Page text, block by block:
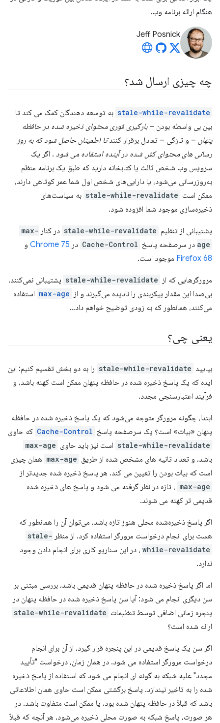
هنگام ارائه برنامه وب.
Jeff Posnick
چه چیزی ارسال شد؟
stale-while-revalidate به توسعه دهندگان کمک می کند تا
بین بی واسطه بودن –بارگیری فوری محتوای ذخیره شده در حافظه
پنهان – و تازگی – تعادل برقرار کنندتا اطمینان حاصل شود که به روز
رسانی های محتوای کش شده در آینده استفاده می شود . اگر یک
سرویس وب شخص ثالث یا کتابخانه دارید که طبق یک برنامه منظم
به‌روزرسانی می‌شود، یا دارایی‌های شخص اول شما عمر کوتاهی دارند،
ممکن است stale-while-revalidate به سیاست‌های
ذخیره‌سازی موجود شما افزوده شود.
پشتیبانی از تنظیم stale-while-revalidate در کنار max-
age در سرصفحه پاسخ Cache-Control در Chrome 75 و
Firefox 68 موجود است.
مرورگرهایی که از stale-while-revalidate پشتیبانی نمی‌کنند،
بی‌صدا این مقدار پیکربندی را نادیده می‌گیرند و از max-age استفاده
می‌کنند، همانطور که به زودی توضیح خواهم داد…
یعنی چی؟
بیایید stale-while-revalidate را به دو بخش تقسیم کنیم: این
ایده که یک پاسخ ذخیره شده در حافظه پنهان ممکن است کهنه باشد، و
فرآیند اعتبارسنجی مجدد.
ابتدا، چگونه مرورگر متوجه می‌شود که یک پاسخ ذخیره شده در حافظه
پنهان «بیات» است؟ یک سرصفحه پاسخ Cache-Control که حاوی
stale-while-revalidate است نیز باید حاوی max-age
باشد، و تعداد ثانیه های مشخص شده از طریق max-age همان چیزی
است که بیات بودن را تعیین می کند. هر پاسخ ذخیره شده جدیدتر از
max-age ، تازه در نظر گرفته می شود و پاسخ های ذخیره شده
قدیمی تر کهنه می شوند.
اگر پاسخ ذخیره‌شده محلی هنوز تازه باشد، می‌توان آن را همانطور که
هست برای انجام درخواست مرورگر استفاده کرد. از منظر stale-
while-revalidate ، در این سناریو کاری برای انجام دادن وجود
ندارد.
اما اگر پاسخ ذخیره شده در حافظه پنهان قدیمی باشد، بررسی مبتنی بر
سن دیگری انجام می شود: آیا سن پاسخ ذخیره شده در حافظه پنهان در
پنجره زمانی اضافی توسط تنظیمات stale-while-revalidate
ارائه شده است؟
اگر سن یک پاسخ قدیمی در این پنجره قرار گیرد، از آن برای انجام
درخواست مرورگر استفاده می شود. در همان زمان، درخواست "تأیید
مجدد" علیه شبکه به گونه ای انجام می شود که استفاده از پاسخ ذخیره
شده را به تاخیر نیندازد. پاسخ برگشتی ممکن است حاوی همان اطلاعاتی
باشد که قبلاً در حافظه پنهان شده بود، یا ممکن است متفاوت باشد. در
هر صورت، پاسخ شبکه به صورت محلی ذخیره می‌شود، هر آنچه که قبلاً